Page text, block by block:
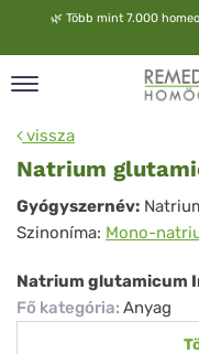
🌿 Több mint 7.000
vissza
Natrium
Natrium
glutamicum
Gyógyszernév:
Szinoníma: Mono-
Natrium glutamicum
Fő kategória: Anyag